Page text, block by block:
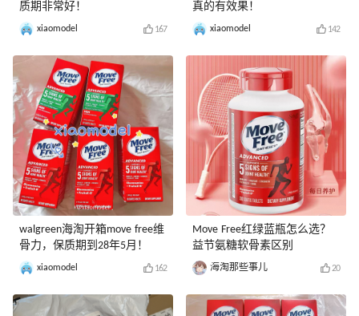
质期非常好！
xiaomodel 167
walgreen海淘开箱move free维
骨力，保质期到28年5月！
xiaomodel 162
真的有效果！
xiaomodel 142
Move Free红绿蓝瓶怎么选？
益节氨糖软骨素区别
海淘那些事儿 20